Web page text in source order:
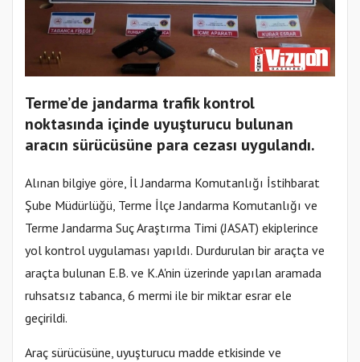
Terme’de jandarma trafik kontrol
noktasında içinde uyuşturucu bulunan
aracın sürücüsüne para cezası uygulandı.
Alınan bilgiye göre, İl Jandarma Komutanlığı İstihbarat
Şube Müdürlüğü, Terme İlçe Jandarma Komutanlığı ve
Terme Jandarma Suç Araştırma Timi (JASAT) ekiplerince
yol kontrol uygulaması yapıldı. Durdurulan bir araçta ve
araçta bulunan E.B. ve K.A'nin üzerinde yapılan aramada
ruhsatsız tabanca, 6 mermi ile bir miktar esrar ele
geçirildi.
Araç sürücüsüne, uyuşturucu madde etkisinde ve